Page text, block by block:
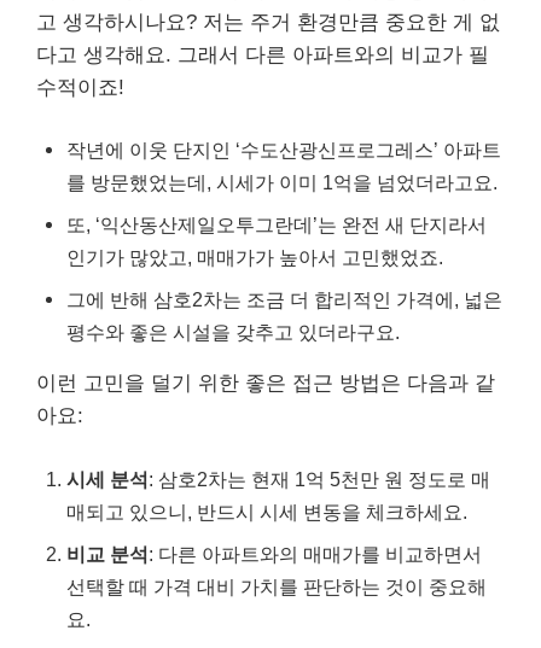
고 생각하시나요? 저는 주거 환경만큼 중요한 게 없
다고 생각해요. 그래서 다른 아파트와의 비교가 필
수적이죠!
작년에 이웃 단지인 ‘수도산광신프로그레스’ 아파트
를 방문했었는데, 시세가 이미 1억을 넘었더라고요.
또, ‘익산동산제일오투그란데’는 완전 새 단지라서
인기가 많았고, 매매가가 높아서 고민했었죠.
그에 반해 삼호2차는 조금 더 합리적인 가격에, 넓은
평수와 좋은 시설을 갖추고 있더라구요.
이런 고민을 덜기 위한 좋은 접근 방법은 다음과 같
아요:
시세 분석: 삼호2차는 현재 1억 5천만 원 정도로 매
매되고 있으니, 반드시 시세 변동을 체크하세요.
비교 분석: 다른 아파트와의 매매가를 비교하면서
선택할 때 가격 대비 가치를 판단하는 것이 중요해
요.